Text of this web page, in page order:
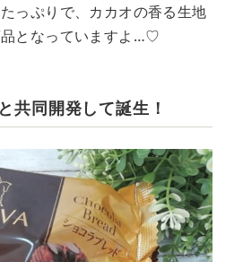
っぷりで、カカオの香る生地
となっていますよ…♡
共同開発して誕生！